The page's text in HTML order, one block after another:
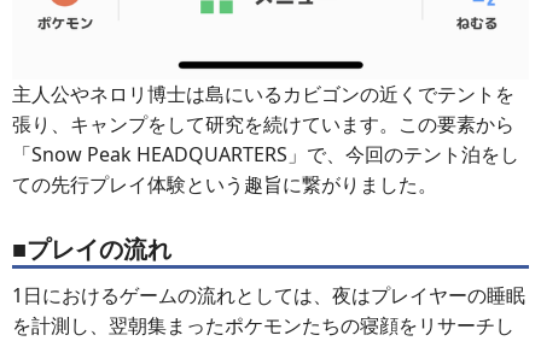
主人公やネロリ博士は島にいるカビゴンの近くでテントを
張り、キャンプをして研究を続けています。この要素から
「Snow Peak HEADQUARTERS」で、今回のテント泊をし
ての先行プレイ体験という趣旨に繋がりました。
■プレイの流れ
1日におけるゲームの流れとしては、夜はプレイヤーの睡眠
を計測し、翌朝集まったポケモンたちの寝顔をリサーチし